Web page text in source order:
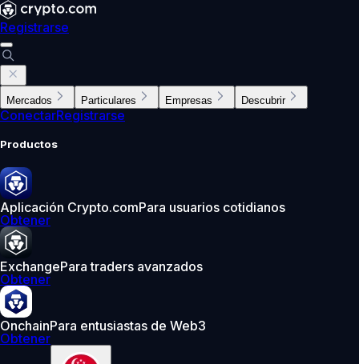
Registrarse
Mercados Particulares Empresas Descubrir
ConectarRegistrarse
Productos
Aplicación Crypto.comPara usuarios cotidianos
Obtener
ExchangePara traders avanzados
Obtener
OnchainPara entusiastas de Web3
Obtener